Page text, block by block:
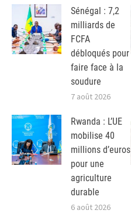
Sénégal : 7,2
milliards de
FCFA
débloqués pour
faire face à la
soudure
7 août 2026
Rwanda : L’UE
mobilise 40
millions d’euros
pour une
agriculture
durable
6 août 2026